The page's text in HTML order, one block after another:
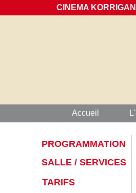
CINEMA
Accueil
PROGRAMMATION
SALLE / SERVICES
TARIFS